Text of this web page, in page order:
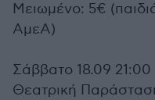
Μειωμένο: 5€
ΑμεΑ)
Σάββατο 18.09 21:00
Θεατρική